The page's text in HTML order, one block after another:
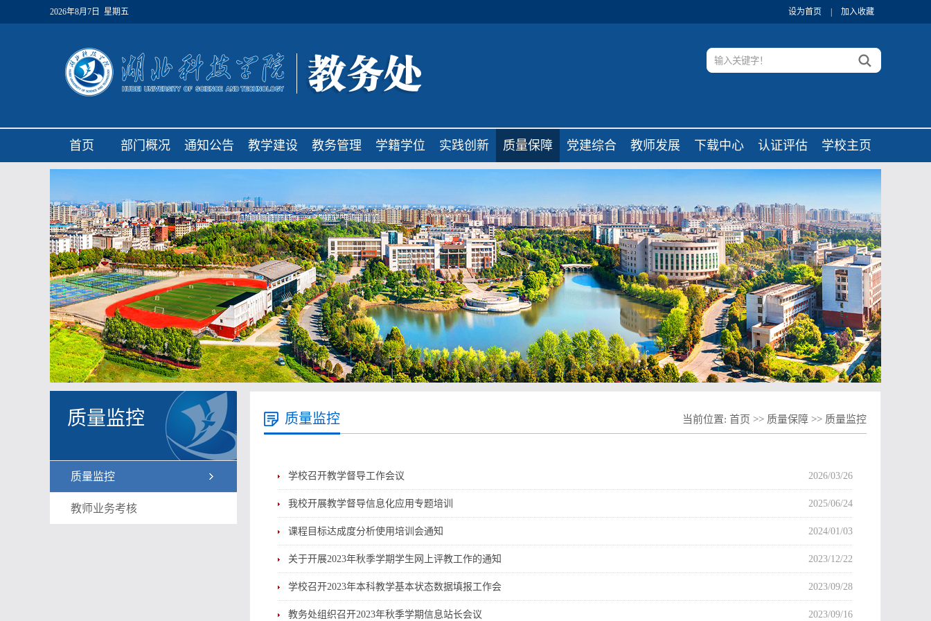
2026年8月7日 星期五 设为首页 加入收藏
首页 部门概况 通知公告 教学建设 教务管理 学籍学位 实践创新 质量保障 党建综合 教师发展 下载中心 认证评估 学校主页
质量监控
质量监控
教师业务考核
质量监控 当前位置: 首页 >> 质量保障 >> 质量监控
学校召开教学督导工作会议 2026/03/26
我校开展教学督导信息化应用专题培训 2025/06/24
课程目标达成度分析使用培训会通知 2024/01/03
关于开展2023年秋季学期学生网上评教工作的通知 2023/12/22
学校召开2023年本科教学基本状态数据填报工作会 2023/09/28
教务处组织召开2023年秋季学期信息站长会议 2023/09/16